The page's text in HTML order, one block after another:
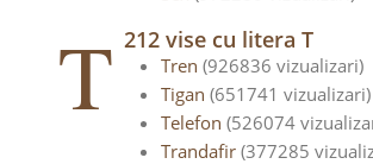
T 212 vise cu litera T
Tren (926836 vizualizari)
Tigan (651741 vizualizari)
Telefon (526074
Trandafir (377285